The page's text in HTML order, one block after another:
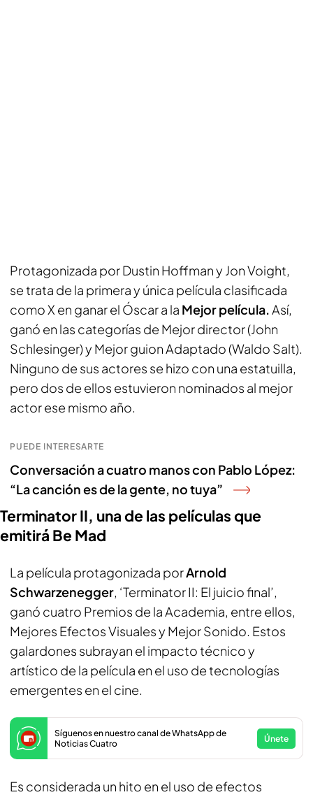
Protagonizada por Dustin Hoffman y Jon Voight,
se trata de la primera y única película clasificada
como X en ganar el Óscar a la Mejor película.Así,
ganó en las categorías de Mejor director (John
Schlesinger) y Mejor guion Adaptado (Waldo Salt).
Ninguno de sus actores se hizo con una estatuilla,
pero dos de ellos estuvieron nominados al mejor
actor ese mismo año.
PUEDE INTERESARTE
Conversación a cuatro manos con Pablo López:
“La canción es de la gente, no tuya”
Terminator II, una de las películas que
emitirá Be Mad
La película protagonizada porArnold
Schwarzenegger, ‘Terminator II: El juicio final’,
ganó cuatro Premios de la Academia, entre ellos,
Mejores Efectos Visuales y Mejor Sonido. Estos
galardones subrayan el impacto técnico y
artístico de la película en el uso de tecnologías
emergentes en el cine.
Síguenos en nuestro canal de WhatsApp de
Noticias Cuatro
Únete
Es considerada un hito en el uso de efectos